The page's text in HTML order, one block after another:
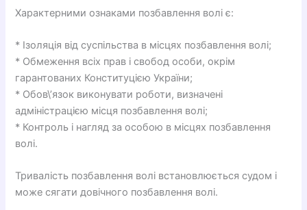
Характерними ознаками позбавлення волі є:
* Ізоляція від суспільства в місцях позбавлення волі;
* Обмеження всіх прав і свобод особи, окрім
гарантованих Конституцією України;
* Обов\’язок виконувати роботи, визначені
адміністрацією місця позбавлення волі;
* Контроль і нагляд за особою в місцях позбавлення
волі.
Тривалість позбавлення волі встановлюється судом і
може сягати довічного позбавлення волі.